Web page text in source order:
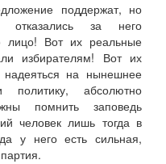
поддержат, но
отказались за него
лицо! Вот их реальные
избирателям! Вот их
надеяться на нынешнее
политику, абсолютно
помнить заповедь
человек лишь тогда в
у него есть сильная,